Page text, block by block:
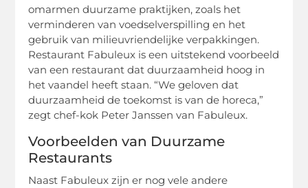
omarmen duurzame praktijken, zoals het
verminderen van voedselverspilling en het
gebruik van milieuvriendelijke verpakkingen.
Restaurant Fabuleux is een uitstekend voorbeeld
van een restaurant dat duurzaamheid hoog in
het vaandel heeft staan. “We geloven dat
duurzaamheid de toekomst is van de horeca,”
zegt chef-kok Peter Janssen van Fabuleux.
Voorbeelden van Duurzame
Restaurants
Naast Fabuleux zijn er nog vele andere